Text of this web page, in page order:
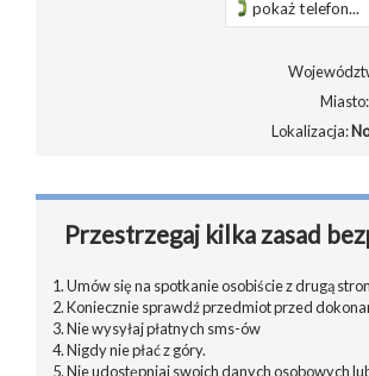
pokaż telefon...
Miasto:
Lokalizacja:
Przestrzegaj kilka zasad
1. Umów się na spotkanie osobiście z drugą
2. Koniecznie sprawdź przedmiot przed
3. Nie wysyłaj płatnych sms-ów
4. Nigdy nie płać z góry.
5. Nie udostępniaj swoich danych osobowych